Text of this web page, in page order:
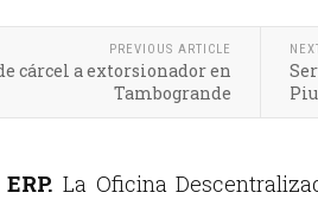
PREVIOUS ARTICLE
cárcel a extorsionador en
Tambogrande
ERP. La Oficina